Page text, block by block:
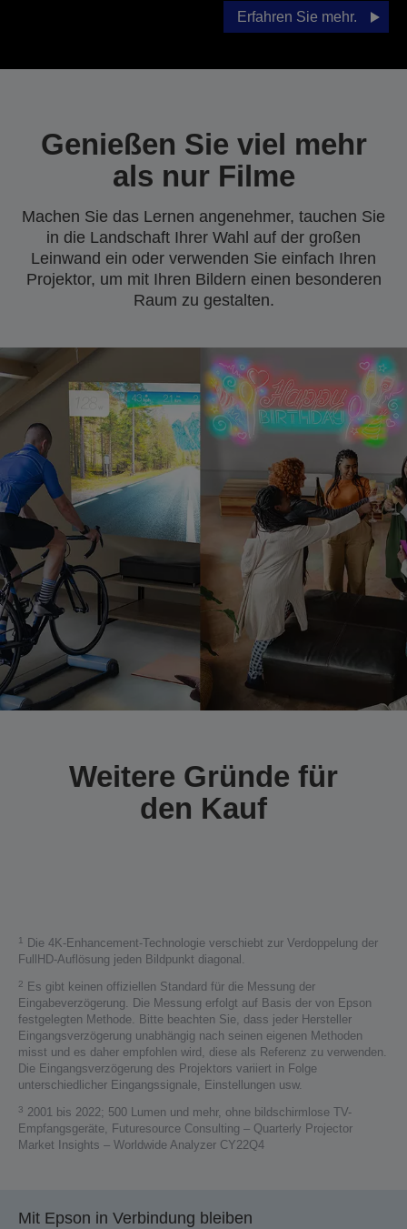
Erfahren Sie mehr.
Genießen Sie viel mehr
als nur Filme
Machen Sie das Lernen angenehmer, tauchen Sie
in die Landschaft Ihrer Wahl auf der großen
Leinwand ein oder verwenden Sie einfach Ihren
Projektor, um mit Ihren Bildern einen besonderen
Raum zu gestalten.
Weitere Gründe für
den Kauf
1
Die 4K-Enhancement-Technologie verschiebt zur Verdoppelung der
FullHD-Auflösung jeden Bildpunkt diagonal.
2
Es gibt keinen offiziellen Standard für die Messung der
Eingabeverzögerung. Die Messung erfolgt auf Basis der von Epson
festgelegten Methode. Bitte beachten Sie, dass jeder Hersteller
Eingangsverzögerung unabhängig nach seinen eigenen Methoden
misst und es daher empfohlen wird, diese als Referenz zu verwenden.
Die Eingangsverzögerung des Projektors variiert in Folge
unterschiedlicher Eingangssignale, Einstellungen usw.
3 2001 bis 2022; 500 Lumen und mehr, ohne bildschirmlose TV-
Empfangsgeräte, Futuresource Consulting – Quarterly Projector
Market Insights – Worldwide Analyzer CY22Q4
Mit Epson in Verbindung bleiben